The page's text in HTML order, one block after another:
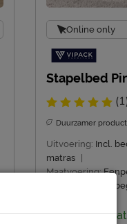
Online only
Stapelbed
Duurzamer product
Uitvoering: Incl.
matras
Maatvoering:
niet